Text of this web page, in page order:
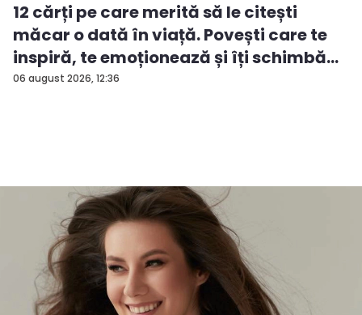
06 august 2026, 12:36
12 cărți pe care merită să le citești
măcar o dată în viață. Povești care te
inspiră, te emoționează și îți schimbă...